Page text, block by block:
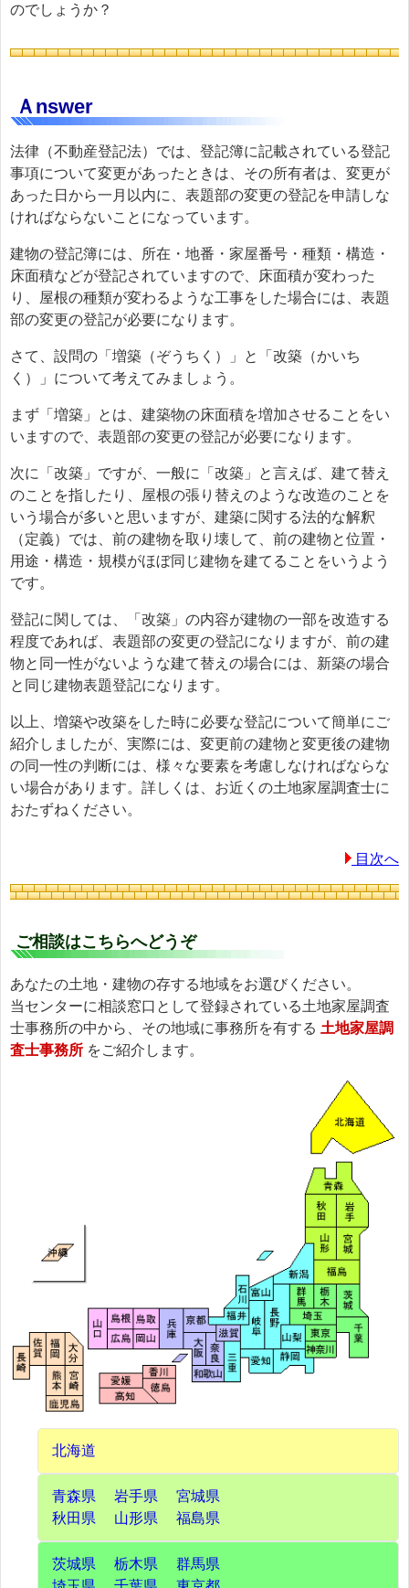
のでしょうか？
Ａnswer
法律（不動産登記法）では、登記簿に記載されている登記
事項について変更があったときは、その所有者は、変更が
あった日から一月以内に、表題部の変更の登記を申請しな
ければならないことになっています。
建物の登記簿には、所在・地番・家屋番号・種類・構造・
床面積などが登記されていますので、床面積が変わった
り、屋根の種類が変わるような工事をした場合には、表題
部の変更の登記が必要になります。
さて、設問の「増築（ぞうちく）」と「改築（かいち
く）」について考えてみましょう。
まず「増築」とは、建築物の床面積を増加させることをい
いますので、表題部の変更の登記が必要になります。
次に「改築」ですが、一般に「改築」と言えば、建て替え
のことを指したり、屋根の張り替えのような改造のことを
いう場合が多いと思いますが、建築に関する法的な解釈
（定義）では、前の建物を取り壊して、前の建物と位置・
用途・構造・規模がほぼ同じ建物を建てることをいうよう
です。
登記に関しては、「改築」の内容が建物の一部を改造する
程度であれば、表題部の変更の登記になりますが、前の建
物と同一性がないような建て替えの場合には、新築の場合
と同じ建物表題登記になります。
以上、増築や改築をした時に必要な登記について簡単にご
紹介しましたが、実際には、変更前の建物と変更後の建物
の同一性の判断には、様々な要素を考慮しなければならな
い場合があります。詳しくは、お近くの土地家屋調査士に
おたずねください。
目次へ
ご相談はこちらへどうぞ
あなたの土地・建物の存する地域をお選びください。
当センターに相談窓口として登録されている土地家屋調査
士事務所の中から、その地域に事務所を有する 土地家屋調
査士事務所 をご紹介します。
北海道
青森県 岩手県
宮城県
秋田県
山形県 福島県
茨城県 栃木県
群馬県